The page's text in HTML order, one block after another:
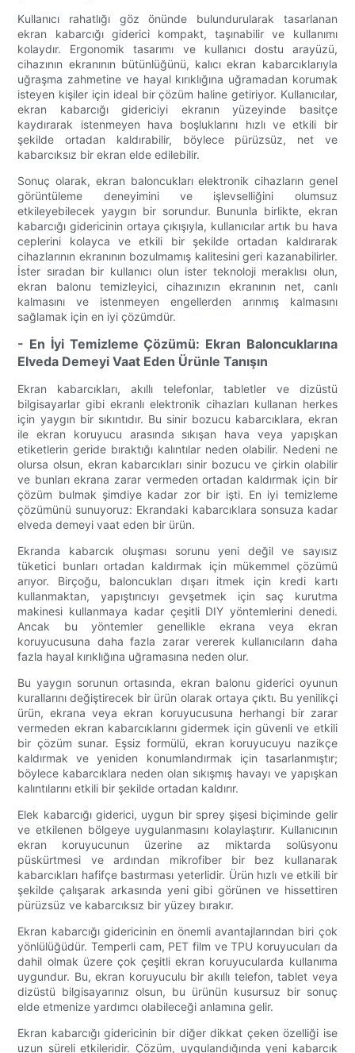
Kullanıcı rahatlığı göz önünde bulundurularak tasarlanan
ekran kabarcığı giderici kompakt, taşınabilir ve kullanımı
kolaydır. Ergonomik tasarımı ve kullanıcı dostu arayüzü,
cihazının ekranının bütünlüğünü, kalıcı ekran kabarcıklarıyla
uğraşma zahmetine ve hayal kırıklığına uğramadan korumak
isteyen kişiler için ideal bir çözüm haline getiriyor. Kullanıcılar,
ekran kabarcığı gidericiyi ekranın yüzeyinde basitçe
kaydırarak istenmeyen hava boşluklarını hızlı ve etkili bir
şekilde ortadan kaldırabilir, böylece pürüzsüz, net ve
kabarcıksız bir ekran elde edilebilir.
Sonuç olarak, ekran baloncukları elektronik cihazların genel
görüntüleme deneyimini ve işlevselliğini olumsuz
etkileyebilecek yaygın bir sorundur. Bununla birlikte, ekran
kabarcığı gidericinin ortaya çıkışıyla, kullanıcılar artık bu hava
ceplerini kolayca ve etkili bir şekilde ortadan kaldırarak
cihazlarının ekranının bozulmamış kalitesini geri kazanabilirler.
İster sıradan bir kullanıcı olun ister teknoloji meraklısı olun,
ekran balonu temizleyici, cihazınızın ekranının net, canlı
kalmasını ve istenmeyen engellerden arınmış kalmasını
sağlamak için en iyi çözümdür.
- En İyi Temizleme Çözümü: Ekran Baloncuklarına
Elveda Demeyi Vaat Eden Ürünle Tanışın
Ekran kabarcıkları, akıllı telefonlar, tabletler ve dizüstü
bilgisayarlar gibi ekranlı elektronik cihazları kullanan herkes
için yaygın bir sıkıntıdır. Bu sinir bozucu kabarcıklara, ekran
ile ekran koruyucu arasında sıkışan hava veya yapışkan
etiketlerin geride bıraktığı kalıntılar neden olabilir. Nedeni ne
olursa olsun, ekran kabarcıkları sinir bozucu ve çirkin olabilir
ve bunları ekrana zarar vermeden ortadan kaldırmak için bir
çözüm bulmak şimdiye kadar zor bir işti. En iyi temizleme
çözümünü sunuyoruz: Ekrandaki kabarcıklara sonsuza kadar
elveda demeyi vaat eden bir ürün.
Ekranda kabarcık oluşması sorunu yeni değil ve sayısız
tüketici bunları ortadan kaldırmak için mükemmel çözümü
arıyor. Birçoğu, baloncukları dışarı itmek için kredi kartı
kullanmaktan, yapıştırıcıyı gevşetmek için saç kurutma
makinesi kullanmaya kadar çeşitli DIY yöntemlerini denedi.
Ancak bu yöntemler genellikle ekrana veya ekran
koruyucusuna daha fazla zarar vererek kullanıcıların daha
fazla hayal kırıklığına uğramasına neden olur.
Bu yaygın sorunun ortasında, ekran balonu giderici oyunun
kurallarını değiştirecek bir ürün olarak ortaya çıktı. Bu yenilikçi
ürün, ekrana veya ekran koruyucusuna herhangi bir zarar
vermeden ekran kabarcıklarını gidermek için güvenli ve etkili
bir çözüm sunar. Eşsiz formülü, ekran koruyucuyu nazikçe
kaldırmak ve yeniden konumlandırmak için tasarlanmıştır;
böylece kabarcıklara neden olan sıkışmış havayı ve yapışkan
kalıntılarını etkili bir şekilde ortadan kaldırır.
Elek kabarcığı giderici, uygun bir sprey şişesi biçiminde gelir
ve etkilenen bölgeye uygulanmasını kolaylaştırır. Kullanıcının
ekran koruyucunun üzerine az miktarda solüsyonu
püskürtmesi ve ardından mikrofiber bir bez kullanarak
kabarcıkları hafifçe bastırması yeterlidir. Ürün hızlı ve etkili bir
şekilde çalışarak arkasında yeni gibi görünen ve hissettiren
pürüzsüz ve kabarcıksız bir yüzey bırakır.
Ekran kabarcığı gidericinin en önemli avantajlarından biri çok
yönlülüğüdür. Temperli cam, PET film ve TPU koruyucuları da
dahil olmak üzere çok çeşitli ekran koruyucularda kullanıma
uygundur. Bu, ekran koruyuculu bir akıllı telefon, tablet veya
dizüstü bilgisayarınız olsun, bu ürünün kusursuz bir sonuç
elde etmenize yardımcı olabileceği anlamına gelir.
Ekran kabarcığı gidericinin bir diğer dikkat çeken özelliği ise
uzun süreli etkileridir. Çözüm, uygulandığında yeni kabarcık